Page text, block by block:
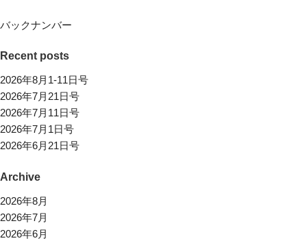
バックナンバー
Recent posts
2026年8月1-11日号
2026年7月21日号
2026年7月11日号
2026年7月1日号
2026年6月21日号
Archive
2026年8月
2026年7月
2026年6月